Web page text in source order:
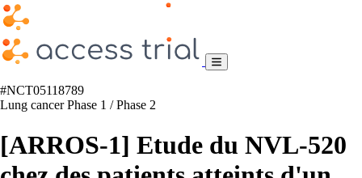
#NCT05118789
Lung cancerPhase 1 / Phase 2
[ARROS-1] Etude du NVL-520